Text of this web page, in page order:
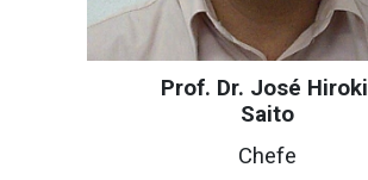
Prof. Dr. José Hiroki
Saito
Chefe